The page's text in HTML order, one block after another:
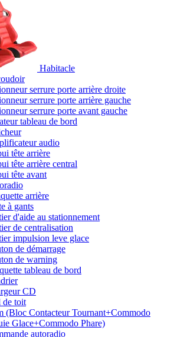
Habitacle
serrure porte arrière droite
serrure porte arrière gauche
serrure porte avant gauche
tableau de bord
audio
tête arrière
tête arrière central
tête avant
arrière
à gants
d'aide au stationnement
de centralisation
impulsion leve glace
de démarrage
de warning
tableau de bord
CD
de toit
(Bloc Contacteur Tournant+Commodo
Glace+Commodo Phare)
autoradio